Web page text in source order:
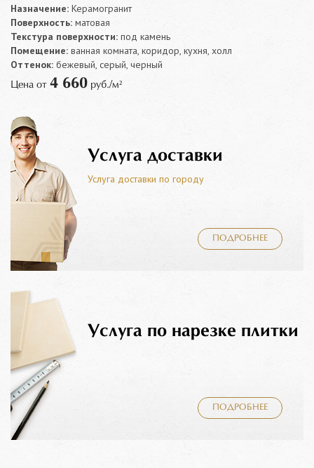
Назначение: Керамогранит
Поверхность: матовая
Текстура поверхности: под камень
Помещение: ванная комната, коридор, кухня, холл
Оттенок: бежевый, серый, черный
Цена от 4 660 руб./м²
Услуга доставки
Услуга доставки по городу
ПОДРОБНЕЕ
Услуга по нарезке плитки
ПОДРОБНЕЕ